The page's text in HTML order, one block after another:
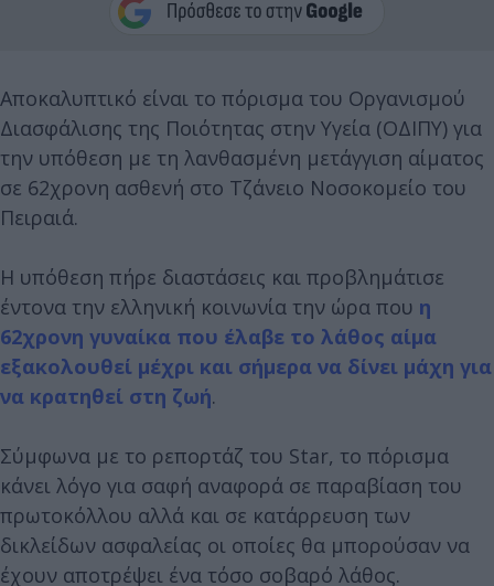
Αποκαλυπτικό είναι το πόρισμα του Οργανισμού
Διασφάλισης της Ποιότητας στην Υγεία (ΟΔΙΠΥ) για
την υπόθεση με τη λανθασμένη μετάγγιση αίματος
σε 62χρονη ασθενή στο Τζάνειο Νοσοκομείο του
Πειραιά.
Η υπόθεση πήρε διαστάσεις και προβλημάτισε
έντονα την ελληνική κοινωνία την ώρα που η
62χρονη γυναίκα που έλαβε το λάθος αίμα
εξακολουθεί μέχρι και σήμερα να δίνει μάχη για
να κρατηθεί στη ζωή.
Σύμφωνα με το ρεπορτάζ του Star, το πόρισμα
κάνει λόγο για σαφή αναφορά σε παραβίαση του
πρωτοκόλλου αλλά και σε κατάρρευση των
δικλείδων ασφαλείας οι οποίες θα μπορούσαν να
έχουν αποτρέψει ένα τόσο σοβαρό λάθος.